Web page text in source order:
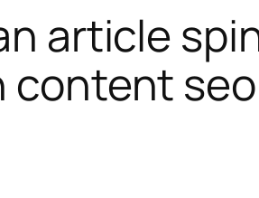
article